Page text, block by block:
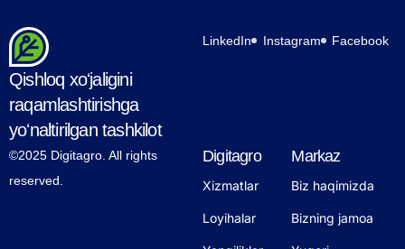
chiqish imkonini yaratadi. Yangi xizmat orqali
fuqarolar va manfaatdor…
Qishloq xoʻjaligini
raqamlashtirishga
yoʻnaltirilgan tashkilot
LinkedIn Instagram Facebook
©2025 Digitagro. All rights
reserved.
Digitagro
Xizmatlar
Loyihalar
Markaz
Biz haqimizda
Bizning jamoa